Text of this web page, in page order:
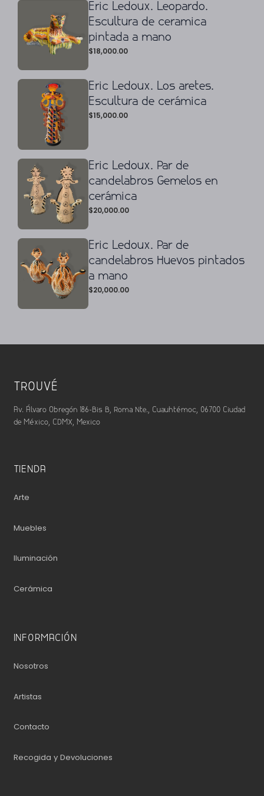
Eric Ledoux. Leopardo.
Escultura de ceramica
pintada a mano
$18,000.00
Eric Ledoux. Los aretes.
Escultura de cerámica
$15,000.00
Eric Ledoux. Par de
candelabros Gemelos en
cerámica
$20,000.00
Eric Ledoux. Par de
candelabros Huevos pintados
a mano
$20,000.00
TROUVÉ
Av. Álvaro Obregón 186-Bis B, Roma Nte., Cuauhtémoc, 06700 Ciudad
de México, CDMX, Mexico
TIENDA
Arte
Muebles
Iluminación
Cerámica
INFORMACIÓN
Nosotros
Artistas
Contacto
Recogida y Devoluciones